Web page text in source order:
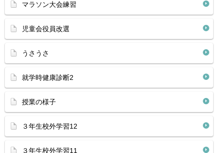
マラソン大会練習
児童会役員改選
うさうさ
就学時健康診断2
授業の様子
３年生校外学習12
３年生校外学習11